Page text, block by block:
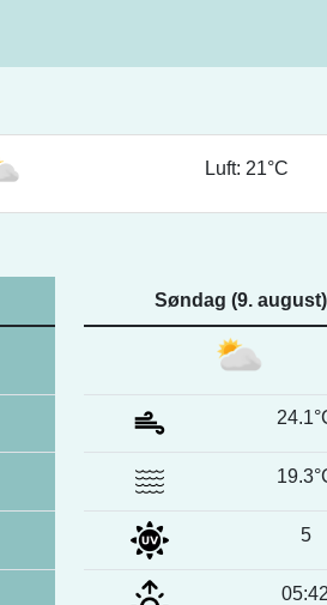
Luft: 21°C
Søndag (9. august)
5
05:42